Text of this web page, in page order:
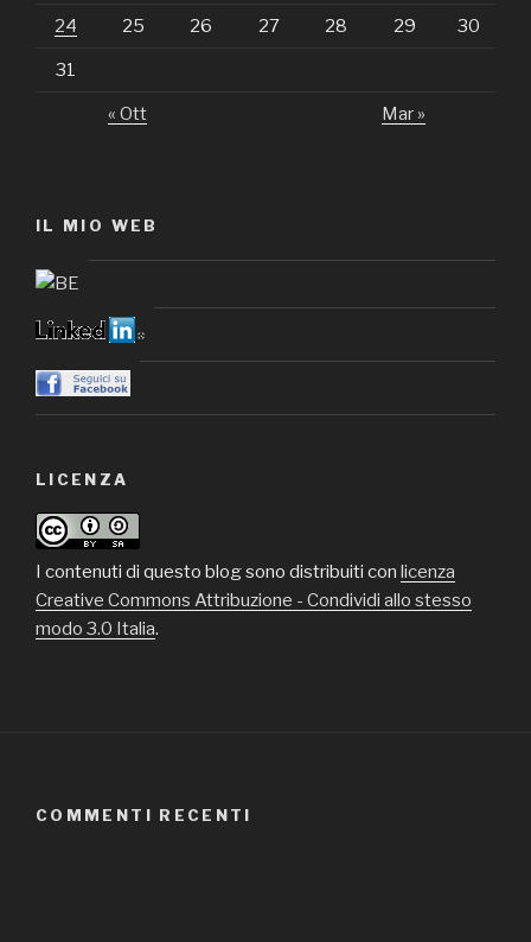
24 25 26 27 28 29 30
31
« Ott Mar »
IL MIO WEB
LICENZA
I contenuti di questo blog sono distribuiti con licenza
Creative Commons Attribuzione - Condividi allo stesso
modo 3.0 Italia.
COMMENTI RECENTI